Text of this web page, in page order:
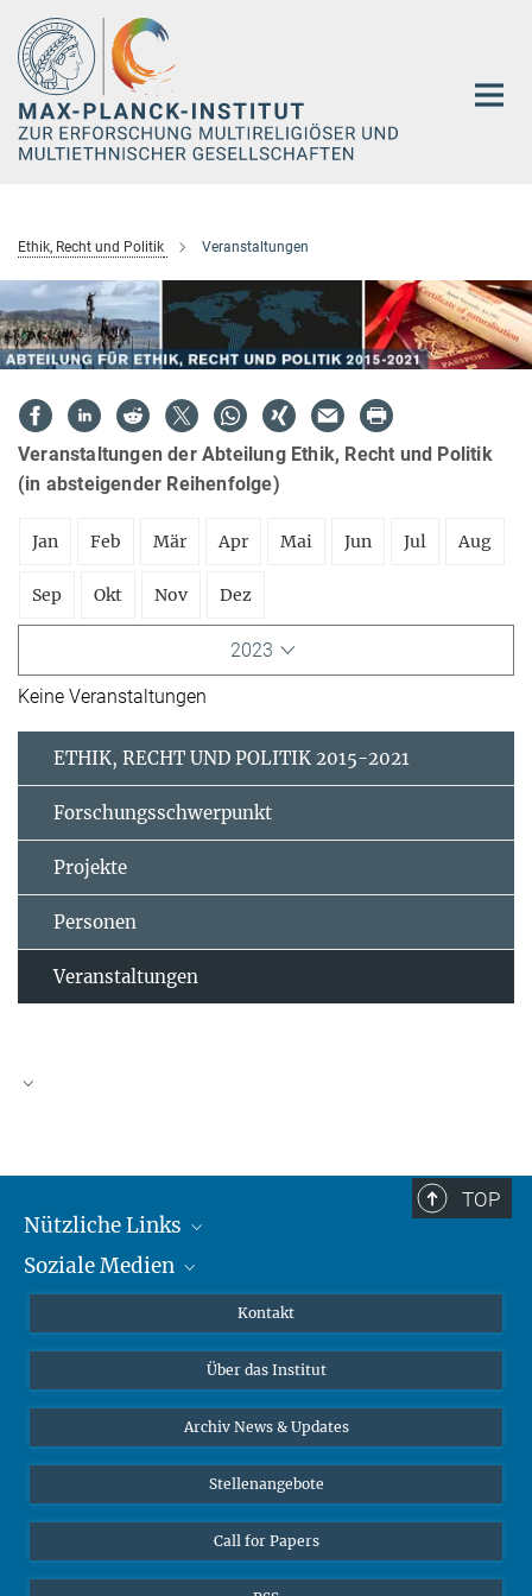
Hauptinhalt
Ethik, Recht und Politik Veranstaltungen
Veranstaltungen der Abteilung Ethik, Recht und Politik
(in absteigender Reihenfolge)
Jan Feb Mär Apr Mai Jun Jul Aug
Sep Okt Nov Dez
2023
Keine Veranstaltungen
ETHIK, RECHT UND POLITIK 2015-2021
Forschungsschwerpunkt
Projekte
Personen
Veranstaltungen
TOP
Nützliche Links
MMG Alumni Corner
Online-Vorträge
Interviews zum Thema "Diversity"
Soziale Medien
Bluesky
Kontakt
Über das Institut
Archiv News & Updates
Stellenangebote
Call for Papers